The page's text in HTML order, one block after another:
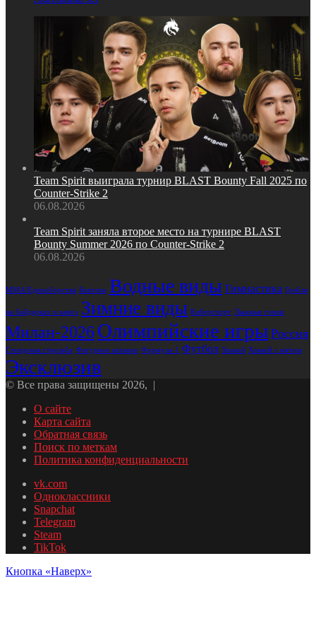
Team Spirit выиграла турнир BLAST Bounty Fall 2025 по
Counter‑Strike 2
06.08.2026
Team Spirit заняла второе место на турнире BLAST
Bounty Summer 2026 по Counter‑Strike 2
06.08.2026
MMA/Единоборства Биатлон Водные виды Гимнастика Гребля
на байдарках и каноэ Зимние виды Киберспорт Лыжные гонки
Милан-2026Олимпийские игры Россия
Стендовая стрельба Фигурное катание Формула-1 Футбол Хоккей Хоккей с мячом
Эксклюзив
© Все права защищены 2026, |
О сайте
Карта сайта
Обратная связь
Поиск по меткам
Политика конфиденциальности
vk.com
Одноклассники
Snapchat
Telegram
Steam
TikTok
Кнопка «Наверх»